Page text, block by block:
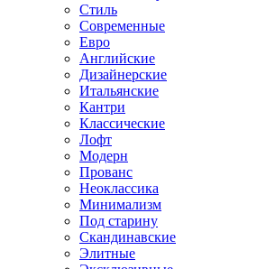
Стиль
Современные
Евро
Английские
Дизайнерские
Итальянские
Кантри
Классические
Лофт
Модерн
Прованс
Неоклассика
Минимализм
Под старину
Скандинавские
Элитные